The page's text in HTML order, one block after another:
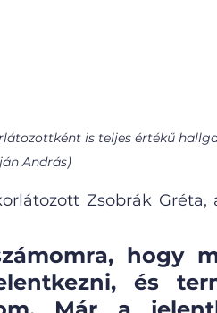
is teljes értékű
András)
Zsobrák Gréta,
hogy
és